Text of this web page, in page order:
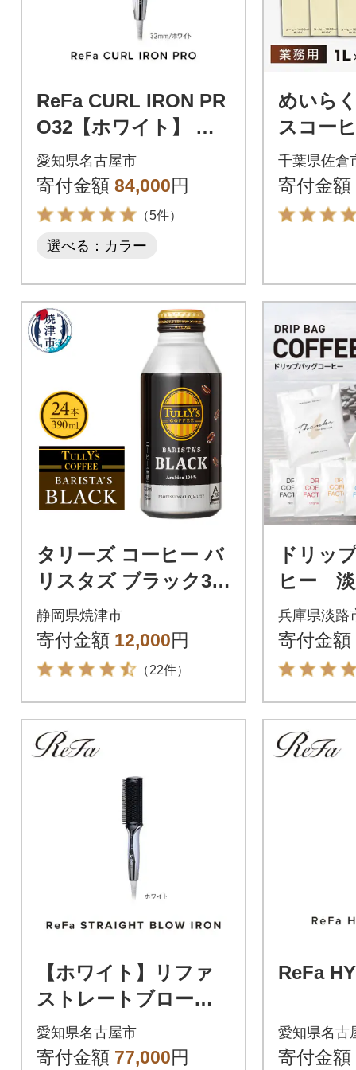
ReFa CURL IRON PR
O32【ホワイト】 リ
ファ ヘアアイロン 家
電
愛知県名古屋市
寄付金額 84,000円
（5件）
選べる：カラー
めいら
スコー
6本
千葉県佐倉
寄付金額
タリーズ コーヒー バ
リスタズ ブラック39
0ml(a11-035)
静岡県焼津市
寄付金額 12,000円
（22件）
ドリッ
ヒー 淡
セッ
飲み比
バッグ
兵庫県淡路
寄付金額
【ホワイト】リファ
ストレートブローア
イロン
愛知県名古屋市
寄付金額 77,000円
ReFa
愛知県名古
寄付金額